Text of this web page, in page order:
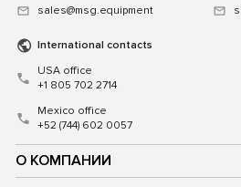
О КОМПАНИИ
sales@msg.equipment
International contacts
USA office
+1 805 702 2714
Mexico office
+52 (744) 602 0057